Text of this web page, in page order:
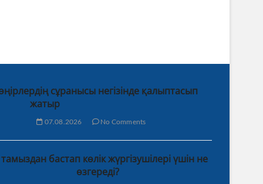
сұранысы негізінде қалыптасып
жатыр
07.08.2026 No Comments
бастап көлік жүргізушілері үшін не
өзгереді?